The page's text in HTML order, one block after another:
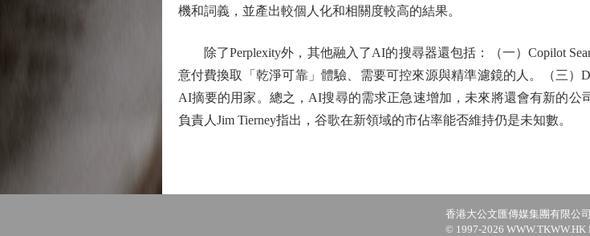
機和詞義，並產出較個人化和相關度較高的結果。
除了Perplexity外，其他融入了AI的搜尋器還包括：（一）Copilot
意付費換取「乾淨可靠」體驗、需要可控來源與精準濾鏡的人。（三）
AI摘要的用家。總之，AI搜尋的需求正急速增加，未來將還會有新的公
負責人Jim Tierney指出，谷歌在新領域的市佔率能否維持仍是未知數。
香港大公文匯傳媒集團有限公
© 1997-2026 WWW.TKWW.HK